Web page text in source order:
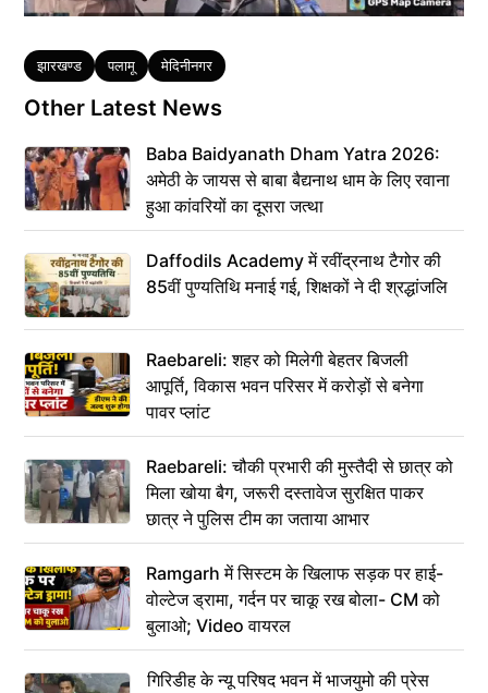
Tags
झारखण्ड पलामू मेदिनीनगर
Other Latest News
Baba Baidyanath Dham Yatra 2026:
अमेठी के जायस से बाबा बैद्यनाथ धाम के लिए रवाना
हुआ कांवरियों का दूसरा जत्था
Daffodils Academy में रवींद्रनाथ टैगोर की
85वीं पुण्यतिथि मनाई गई, शिक्षकों ने दी श्रद्धांजलि
Raebareli: शहर को मिलेगी बेहतर बिजली
आपूर्ति, विकास भवन परिसर में करोड़ों से बनेगा
पावर प्लांट
Raebareli: चौकी प्रभारी की मुस्तैदी से छात्र को
मिला खोया बैग, जरूरी दस्तावेज सुरक्षित पाकर
छात्र ने पुलिस टीम का जताया आभार
Ramgarh में सिस्टम के खिलाफ सड़क पर हाई-
वोल्टेज ड्रामा, गर्दन पर चाकू रख बोला- CM को
बुलाओ; Video वायरल
गिरिडीह के न्यू परिषद भवन में भाजयुमो की प्रेस